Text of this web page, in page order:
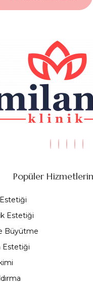
Popüler
Estetiği
Büyütme
Estetiği